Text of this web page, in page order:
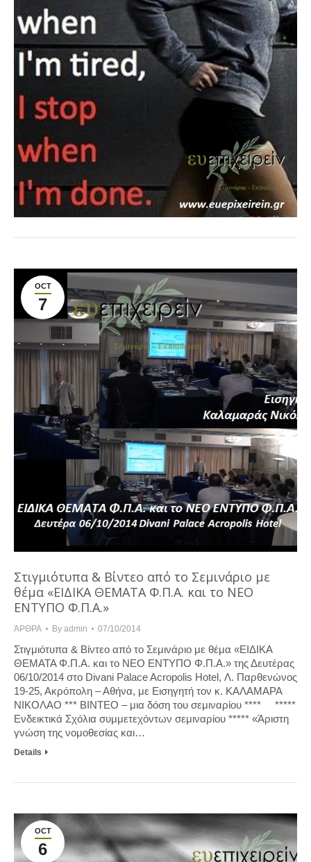
OCT
7
Στιγμιότυπα & Βίντεο από το Σεμινάριο με
θέμα «ΕΙΔΙΚΑ ΘΕΜΑΤΑ Φ.Π.Α. και το ΝΕΟ
ΕΝΤΥΠΟ Φ.Π.Α.»
ΆΡΘΡΑ By admin 07/10/2014
Στιγμιότυπα & Βίντεο από το Σεμινάριο με θέμα «ΕΙΔΙΚΑ
ΘΕΜΑΤΑ Φ.Π.Α. και το ΝΕΟ ΕΝΤΥΠΟ Φ.Π.Α.» της Δευτέρας
06/10/2014 στο Divani Palace Acropolis Hotel, Λ. Παρθενώνος
19-25, Ακρόπολη – Αθήνα, με Εισηγητή τον κ. ΚΑΛΑΜΑΡΑ
ΝΙΚΟΛΑΟ *** ΒΙΝΤΕΟ – μια δόση του σεμιναρίου **** *****
Ενδεικτικά Σχόλια συμμετεχόντων σεμιναρίου ***** «Άριστη
γνώση της νομοθεσίας και…
Details
OCT
6